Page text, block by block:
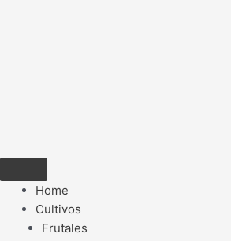
Home
Cultivos
Frutales